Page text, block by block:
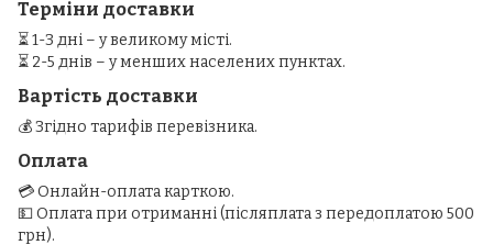
Терміни доставки
⏳ 1-3 дні – у великому місті.
⏳ 2-5 днів – у менших населених пунктах.
Вартість доставки
💰 Згідно тарифів перевізника.
Оплата
💳 Онлайн-оплата карткою.
💵 Оплата при отриманні (післяплата з передоплатою 500
грн).